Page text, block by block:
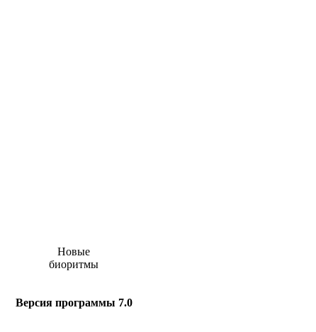
Новые
биоритмы
Версия программы 7.0